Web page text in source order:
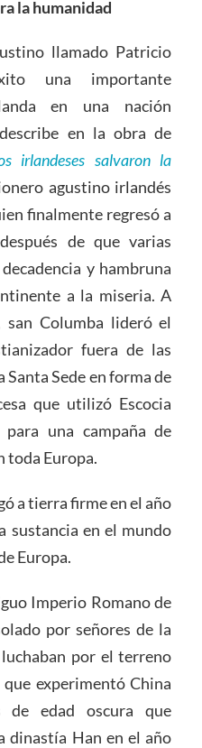
la humanidad
llamado Patricio
una importante
en una nación
en la obra de
irlandeses salvaron la
agustino irlandés
finalmente regresó a
de que varias
y hambruna
a la miseria. A
Columba lideró el
fuera de las
Sede en forma de
que utilizó Escocia
una campaña de
toda Europa.
a tierra firme en el año
sustancia en el mundo
Europa.
Imperio Romano de
por señores de la
por el terreno
experimentó China
de edad oscura que
dinastía Han en el año